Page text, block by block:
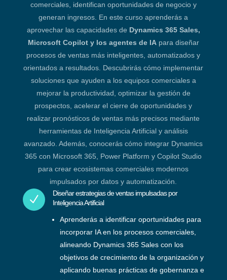
comerciales, identifican oportunidades de negocio y
generan ingresos. En este curso aprenderás a
aprovechar las capacidades de Dynamics 365 Sales,
Microsoft Copilot y los agentes de IApara diseñar
procesos de ventas más inteligentes, automatizados y
orientados a resultados. Descubrirás cómo implementar
soluciones que ayuden a los equipos comerciales a
mejorar la productividad, optimizar la gestión de
prospectos, acelerar el cierre de oportunidades y
realizar pronósticos de ventas más precisos mediante
herramientas de Inteligencia Artificial y análisis
avanzado. Además, conocerás cómo integrar Dynamics
365 con Microsoft 365, Power Platform y Copilot Studio
para crear ecosistemas comerciales modernos
impulsados por datos y automatización.
N
Diseñar estrategias de ventas impulsadas por
Inteligencia Artificial
Aprenderás a identificar oportunidades para
incorporar IA en los procesos comerciales,
alineando Dynamics 365 Sales con los
objetivos de crecimiento de la organización y
aplicando buenas prácticas de gobernanza e